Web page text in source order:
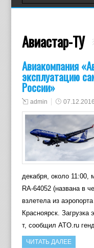
Авиастар-ТУ
Авиакомпания
эксплуатацию
России»
admin 07.12.2016
декабря, около 11:00,
RA-64052 (названа в
взлетела из
Красноярск. Загрузка
т, сообщил ATO.ru
ЧИТАТЬ ДАЛЕЕ